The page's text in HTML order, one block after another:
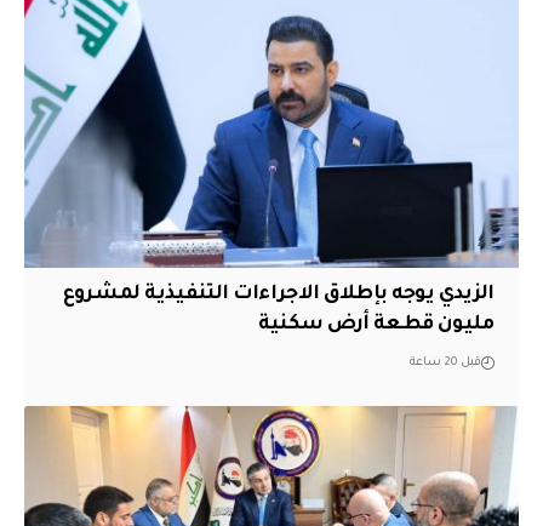
الزيدي يوجه بإطلاق الاجراءات التنفيذية لمشروع
مليون قطعة أرض سكنية
قبل 20 ساعة